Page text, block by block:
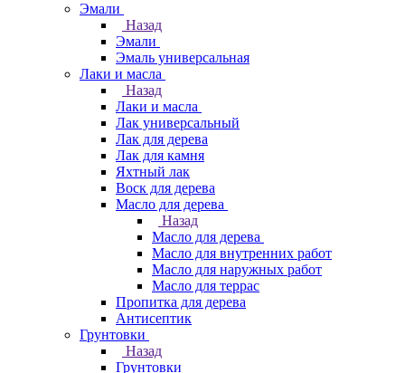
Эмали
Назад
Эмали
Эмаль универсальная
Лаки и масла
Назад
Лаки и масла
Лак универсальный
Лак для дерева
Лак для камня
Яхтный лак
Воск для дерева
Масло для дерева
Назад
Масло для дерева
Масло для внутренних работ
Масло для наружных работ
Масло для террас
Пропитка для дерева
Антисептик
Грунтовки
Назад
Грунтовки